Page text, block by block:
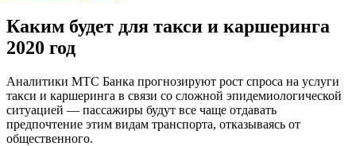
Каким будет для такси и каршеринга
2020 год
Аналитики МТС Банка прогнозируют рост спроса на услуги
такси и каршеринга в связи со сложной эпидемиологической
ситуацией — пассажиры будут все чаще отдавать
предпочтение этим видам транспорта, отказываясь от
общественного.